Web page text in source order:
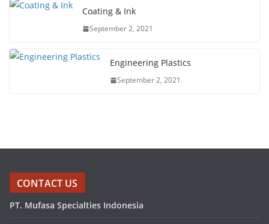
Coating & Ink
September 2, 2021
Engineering Plastics
September 2, 2021
CONTACT US
PT. Mufasa Specialties Indonesia